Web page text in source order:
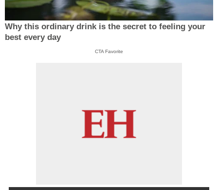
Why this ordinary drink is the secret to feeling your
best every day
CTA Favorite